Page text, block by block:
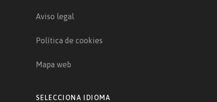
Aviso legal
Política de cookies
Mapa web
SELECCIONA IDIOMA